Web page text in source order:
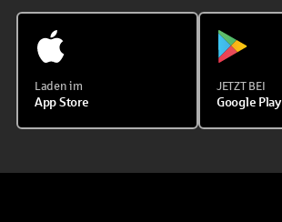
Laden im
App Store
JETZT BEI
Google Play